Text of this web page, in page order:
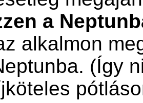
a
alkalmon
(Így